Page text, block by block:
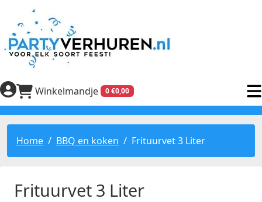
Winkelmandje 0 €0,00
Home BBQ en koken Frituurvet 3 Liter
Frituurvet 3 Liter